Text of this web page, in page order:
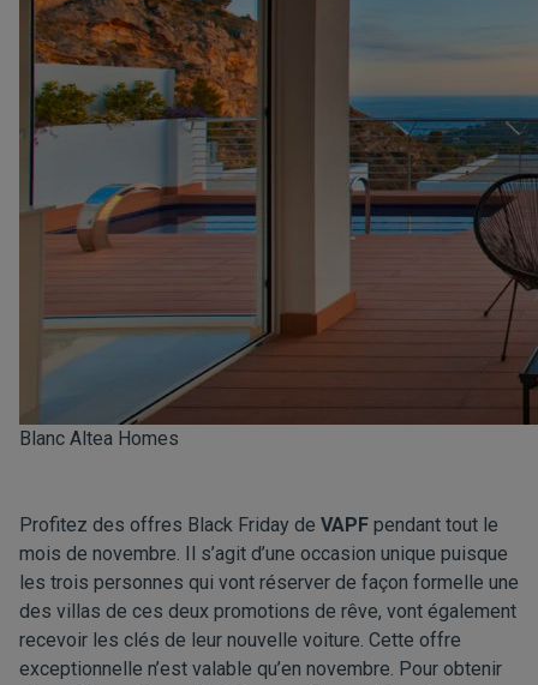
Blanc Altea Homes
Profitez des offres Black Friday de VAPF pendant tout le
mois de novembre. Il s’agit d’une occasion unique puisque
les trois personnes qui vont réserver de façon formelle une
des villas de ces deux promotions de rêve, vont également
recevoir les clés de leur nouvelle voiture. Cette offre
exceptionnelle n’est valable qu’en novembre. Pour obtenir